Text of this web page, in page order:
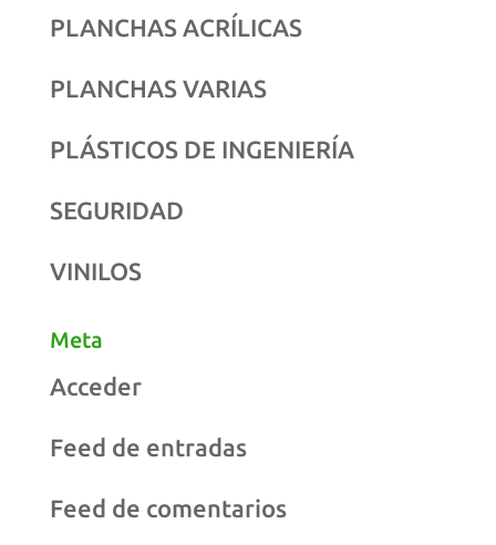
PLANCHAS ACRÍLICAS
PLANCHAS VARIAS
PLÁSTICOS DE INGENIERÍA
SEGURIDAD
VINILOS
Meta
Acceder
Feed de entradas
Feed de comentarios